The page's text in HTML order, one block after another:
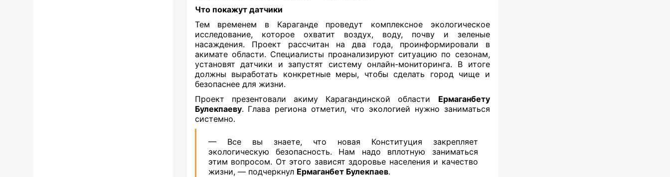
Что покажут датчики
Тем временем в Караганде проведут комплексное экологическое
исследование, которое охватит воздух, воду, почву и зеленые
насаждения. Проект рассчитан на два года, проинформировали в
акимате области. Специалисты проанализируют ситуацию по сезонам,
установят датчики и запустят систему онлайн-мониторинга. В итоге
должны выработать конкретные меры, чтобы сделать город чище и
безопаснее для жизни.
Проект презентовали акиму Карагандинской области Ермаганбету
Булекпаеву. Глава региона отметил, что экологией нужно заниматься
системно.
— Все вы знаете, что новая Конституция закрепляет
экологическую безопасность. Нам надо вплотную заниматься
этим вопросом. От этого зависят здоровье населения и качество
жизни, — подчеркнул Ермаганбет Булекпаев.